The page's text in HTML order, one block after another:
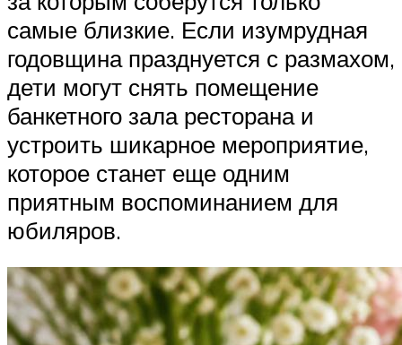
самые близкие. Если изумрудная
годовщина празднуется с размахом,
дети могут снять помещение
банкетного зала ресторана и
устроить шикарное мероприятие,
которое станет еще одним
приятным воспоминанием для
юбиляров.